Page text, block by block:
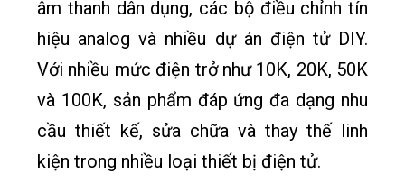
âm thanh dân dụng, các bộ điều chỉnh tín
hiệu analog và nhiều dự án điện tử DIY.
Với nhiều mức điện trở như 10K, 20K, 50K
và 100K, sản phẩm đáp ứng đa dạng nhu
cầu thiết kế, sửa chữa và thay thế linh
kiện trong nhiều loại thiết bị điện tử.